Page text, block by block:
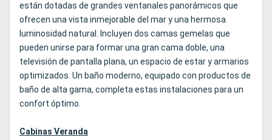
están dotadas de grandes ventanales panorámicos que
ofrecen una vista inmejorable del mar y una hermosa
luminosidad natural. Incluyen dos camas gemelas que
pueden unirse para formar una gran cama doble, una
televisión de pantalla plana, un espacio de estar y armarios
optimizados. Un baño moderno, equipado con productos de
baño de alta gama, completa estas instalaciones para un
confort óptimo.
Cabinas Veranda